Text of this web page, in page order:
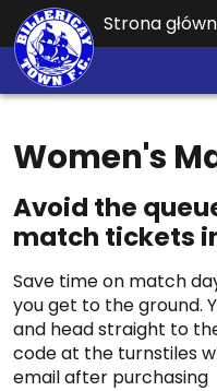
Strona
Women's
Avoid the
match tickets
Save time on match
you get to the ground.
and head straight to
code at the turnstiles
email after purchasing